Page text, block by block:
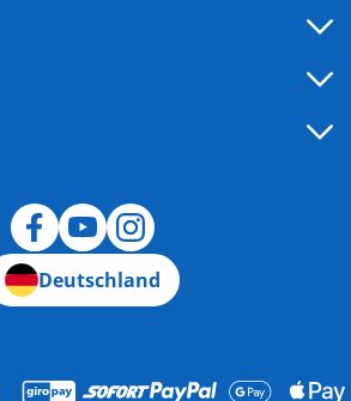
Deutschland